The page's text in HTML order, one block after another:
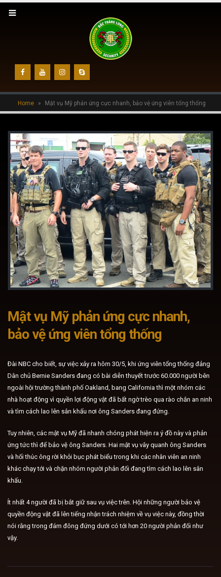
Home » Mật vụ Mỹ phản ứng cực nhanh, bảo vệ ứng viên tổng thống
Mật vụ Mỹ phản ứng cực nhanh,
bảo vệ ứng viên tổng thống
Đài NBC cho biết, sự việc xảy ra hôm 30/5, khi ứng viên tổng thống đảng
Dân chủ Bernie Sanders đang có bài diễn thuyết trước 60.000 người bên
ngoài hội trường thành phố Oakland, bang California thì một nhóm các
nhà hoạt động vì quyền lợi động vật đã bất ngờ trèo qua rào chắn an ninh
và tìm cách lao lên sân khấu nơi ông Sanders đang đứng.
Tuy nhiên, các mật vụ Mỹ đã nhanh chóng phát hiện ra ý đồ này và phản
ứng tức thì để bảo vệ ông Sanders. Hai mật vụ vây quanh ông Sanders
và hối thúc ông rời khỏi bục phát biểu trong khi các nhân viên an ninh
khác chạy tới và chặn nhóm người phản đối đang tìm cách lao lên sân
khấu.
Ít nhất 4 người đã bị bắt giữ sau vụ việc trên. Hội những người bảo vệ
quyền động vật đã lên tiếng nhận trách nhiệm về vụ việc này, đồng thời
nói rằng trong đám đông đứng dưới có tới hơn 20 người phản đối như
vậy.